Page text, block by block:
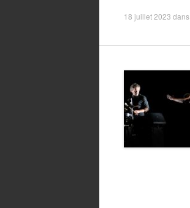
18 juillet 2023 dans